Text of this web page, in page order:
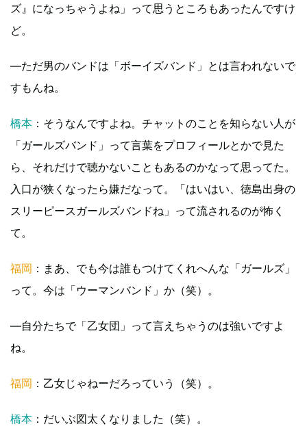
ズ』になっちゃうよね」って思うところもあったんですけ
ど。
―ただ男のバンドは「ボーイズバンド」とは言われないで
すもんね。
橋本 ：そうなんですよね。チャットのことを知らない人が
「ガールズバンド」って言葉をプロフィールとかで見た
ら、それだけで聴かないこともあるのかなって思ってた。
入口が狭くなったら嫌だなって。「はいはい、徳島出身の
スリーピースガールズバンドね」って流されるのが怖く
て。
福岡 ：まあ、でも今は誰もつけてくれへんな「ガールズ」
って。今は「ウーマンバンド」か（笑）。
―自分たちで「乙女団」って言えちゃうのは強いですよ
ね。
福岡 ：乙女じゃねーだろっていう（笑）。
橋本 ：だいぶ図太くなりました（笑）。